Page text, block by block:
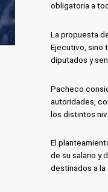
obligatoria a
La propuesta
Ejecutivo, sino
diputados y
Pacheco
autoridades,
los distintos
El
de su salario y
destinados a